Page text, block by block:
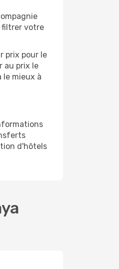
filtrer votre
prix pour le
au prix le
le mieux à
d'hôtels